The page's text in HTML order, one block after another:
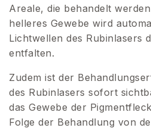
Areale, die behandelt
helleres Gewebe wird
Lichtwellen des Rubinlasers
entfalten.
Zudem ist der
des Rubinlasers sofort
das Gewebe der
Folge der Behandlung von